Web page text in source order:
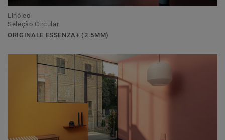
Linóleo
Seleção Circular
ORIGINALE ESSENZA+ (2.5MM)